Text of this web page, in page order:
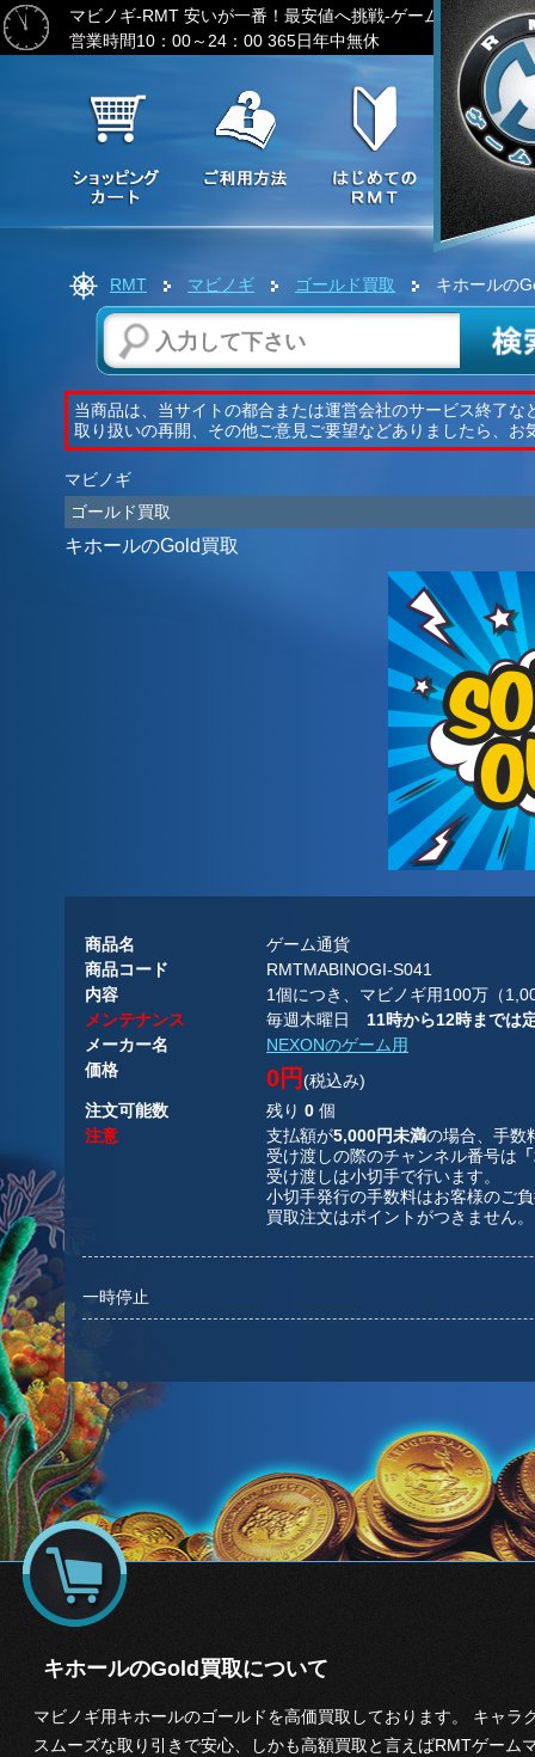
マビノギ-RMT 安いが一番！最安値へ挑戦-ゲーム通貨の激安
営業時間10：00～24：00 365日年中無休
RMT マビノギ ゴールド買取 キホールの
当商品は、当サイトの都合または運営会社のサービス終了
取り扱いの再開、その他ご意見ご要望などありましたら、お
マビノギ
ゴールド買取
キホールのGold買取
商品名
ゲーム通貨
商品コード
RMTMABINOGI-S041
内容
1個につき、マビノギ用100万（
メンテナンス
毎週木曜日 11時から12時までは
メーカー名
NEXONのゲーム用
価格
0円(税込み)
注文可能数
残り 0 個
注意
支払額が5,000円未満の場合、手数
受け渡しの際のチャンネル番号は
受け渡しは小切手で行います。
小切手発行の手数料はお客様のご
買取注文はポイントがつきません。
一時停止
キホールのGold買取について
マビノギ用キホールのゴールドを高価買取しております。 キャ
スムーズな取り引きで安心、しかも高額買取と言えばRMTゲー